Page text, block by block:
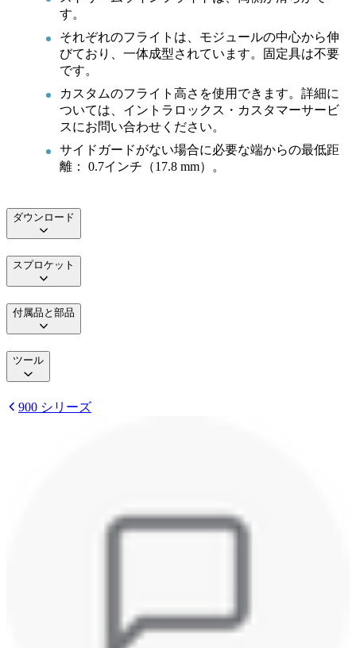
す。
それぞれのフライトは、モジュールの中心から伸
びており、一体成型されています。固定具は不要
です。
カスタムのフライト高さを使用できます。詳細に
ついては、イントラロックス・カスタマーサービ
スにお問い合わせください。
サイドガードがない場合に必要な端からの最低距
離： 0.7インチ（17.8 mm）。
ダウンロード
スプロケット
付属品と部品
ツール
900 シリーズ